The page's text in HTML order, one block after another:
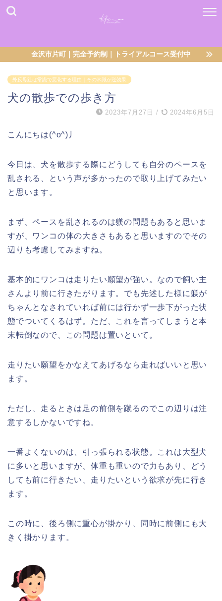
金沢市片町｜完全予約制｜トライアルコース受付中
外反母趾は常識で悪化する理由｜その常識が逆効果
犬の散歩での歩き方
2023年7月27日 / 2024年6月5日
こんにちは(^o^)丿
今日は、犬を散歩する際にどうしても自分のペースを
乱される、という声が多かったので取り上げてみたい
と思います。
まず、ペースを乱されるのは躾の問題もあると思いま
すが、ワンコの体の大きさもあると思いますのでその
辺りも考慮してみますね。
基本的にワンコは走りたい願望が強い。なので飼い主
さんより前に行きたがります。でも先述した様に躾が
ちゃんとなされていれば前には行かず一歩下がった状
態でついてくるはず。ただ、これを言ってしまうと本
末転倒なので、この問題は置いといて。
走りたい願望をかなえてあげるなら走ればいいと思い
ます。
ただし、走るときは足の前側を蹴るのでこの辺りは注
意するしかないですね。
一番よくないのは、引っ張られる状態。これは大型犬
に多いと思いますが、体重も重いので力もあり、どう
しても前に行きたい、走りたいという欲求が先に行き
ます。
この時に、後ろ側に重心が掛かり、同時に前側にも大
きく掛かります。